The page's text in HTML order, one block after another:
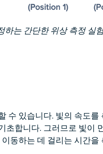
하는 간단한 위상 측정 실
수 있습니다. 빛의 속도를
합니다. 그러므로 빛이
동하는 데 걸리는 시간을